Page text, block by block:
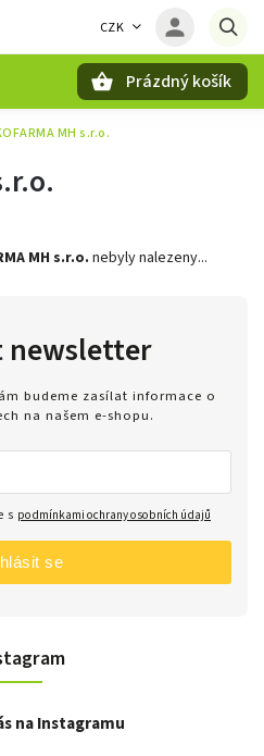
CZK
Prázdný košík
MH s.r.o.
MH s.r.o. nebyly nalezeny...
na Instagramu
newsletter
budeme zasílat informace o
na našem e-shopu.
s podmínkami ochrany osobních údajů
se